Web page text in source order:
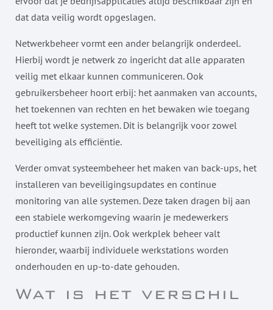
dat data veilig wordt opgeslagen.
Netwerkbeheer vormt een ander belangrijk onderdeel.
Hierbij wordt je netwerk zo ingericht dat alle apparaten
veilig met elkaar kunnen communiceren. Ook
gebruikersbeheer hoort erbij: het aanmaken van accounts,
het toekennen van rechten en het bewaken wie toegang
heeft tot welke systemen. Dit is belangrijk voor zowel
beveiliging als efficiëntie.
Verder omvat systeembeheer het maken van back-ups, het
installeren van beveiligingsupdates en continue
monitoring van alle systemen. Deze taken dragen bij aan
een stabiele werkomgeving waarin je medewerkers
productief kunnen zijn. Ook werkplek beheer valt
hieronder, waarbij individuele werkstations worden
onderhouden en up-to-date gehouden.
Wat is het verschil